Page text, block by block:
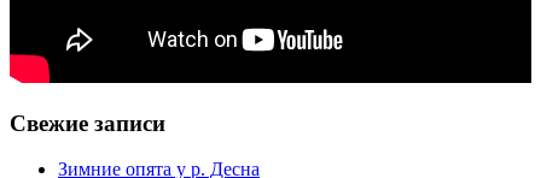
Свежие записи
Зимние опята у р. Десна